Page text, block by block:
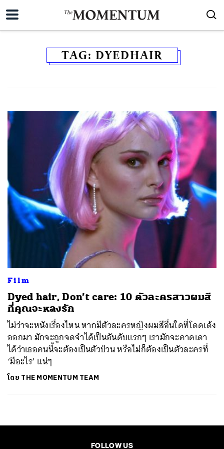
TAG: DYEDHAIR
Film
Dyed hair, Don’t care: 10 ตัวละครสาวผมสี
ที่คุณจะหลงรัก
ไม่ว่าจะหนังเรื่องไหน หากมีตัวละครหญิงผมสีอื่นใดที่โดดเด้ง
ออกมา มักจะถูกจดจำได้เป็นอันดับแรกๆ เรามักจะคาดเดา
ได้ว่าเธอคนนี้จะต้องเป็นตัวป่วน หรือไม่ก็ต้องเป็นตัวละครที่
‘มีอะไร’ แน่ๆ
โดย THE MOMENTUM TEAM
FOLLOW US
SHARE TWEET LINE EMAIL